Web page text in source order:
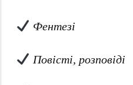
Фентезі
Повісті, розповіді